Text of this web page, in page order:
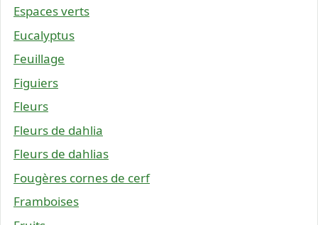
Espaces verts
Eucalyptus
Feuillage
Figuiers
Fleurs
Fleurs de dahlia
Fleurs de dahlias
Fougères cornes de cerf
Framboises